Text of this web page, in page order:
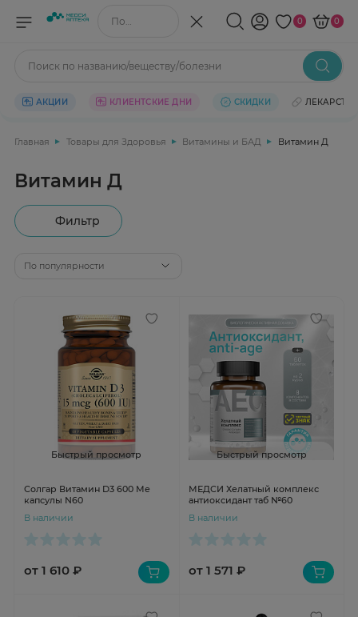
Поиск по названию/веществу 0 0
Поиск по названию/веществу/болезни
АКЦИИ КЛИЕНТСКИЕ ДНИ СКИДКИ ЛЕКАРСТВА
Главная Товары для Здоровья Витамины и БАД Витамин Д
Витамин Д
Фильтр
По популярности
Быстрый просмотр
Солгар Витамин D3 600 Ме
капсулы N60
В наличии
от 1 610 ₽
Быстрый просмотр
МЕДСИ Хелатный комплекс
антиоксидант таб №60
В наличии
от 1 571 ₽